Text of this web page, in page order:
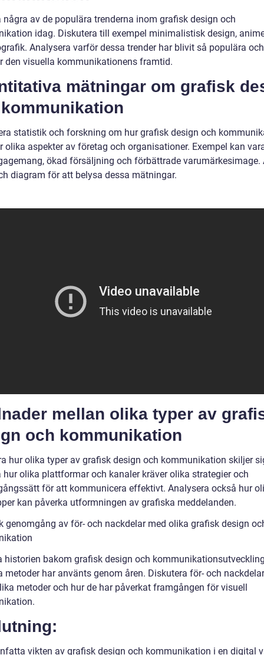
några av de populära trenderna inom grafisk design och
idag. Diskutera till exempel minimalistisk design,
Analysera varför dessa trender har blivit så populära
den visuella kommunikationens framtid.
mätningar om grafisk
statistik och forskning om hur grafisk design och
olika aspekter av företag och organisationer. Exempel kan
ökad försäljning och förbättrade varumärkesimage.
diagram för att belysa dessa mätningar.
mellan olika typer av
och kommunikation
hur olika typer av grafisk design och kommunikation skiljer
hur olika plattformar och kanaler kräver olika strategier och
för att kommunicera effektivt. Analysera också hur
kan påverka utformningen av grafiska meddelanden.
genomgång av för- och nackdelar med olika grafisk design
historien bakom grafisk design och
metoder har använts genom åren. Diskutera för- och
metoder och hur de har påverkat framgången för visuell
vikten av grafisk design och kommunikation i en digital